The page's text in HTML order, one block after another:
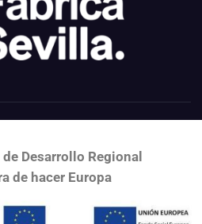
Desarrollo Regional
de hacer Europa